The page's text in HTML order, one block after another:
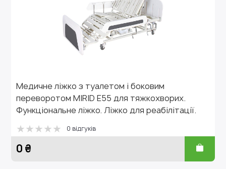
реабілітації.
Ліжко медичне КФМ-2-1
двосекційне з матрацом,
колесах, ОМЕГА